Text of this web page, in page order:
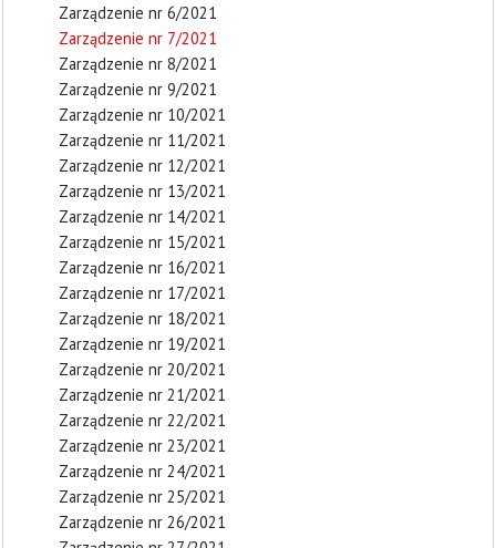
Zarządzenie nr 6/2021
Zarządzenie nr 7/2021
Zarządzenie nr 8/2021
Zarządzenie nr 9/2021
Zarządzenie nr 10/2021
Zarządzenie nr 11/2021
Zarządzenie nr 12/2021
Zarządzenie nr 13/2021
Zarządzenie nr 14/2021
Zarządzenie nr 15/2021
Zarządzenie nr 16/2021
Zarządzenie nr 17/2021
Zarządzenie nr 18/2021
Zarządzenie nr 19/2021
Zarządzenie nr 20/2021
Zarządzenie nr 21/2021
Zarządzenie nr 22/2021
Zarządzenie nr 23/2021
Zarządzenie nr 24/2021
Zarządzenie nr 25/2021
Zarządzenie nr 26/2021